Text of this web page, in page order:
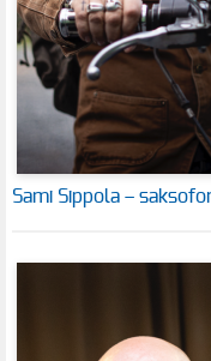
Sami Sippola –